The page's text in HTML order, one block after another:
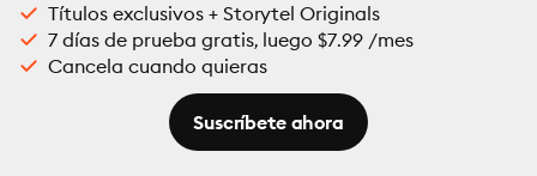
Títulos exclusivos + Storytel Originals
7 días de prueba gratis, luego $7.99 /mes
Cancela cuando quieras
Suscríbete ahora